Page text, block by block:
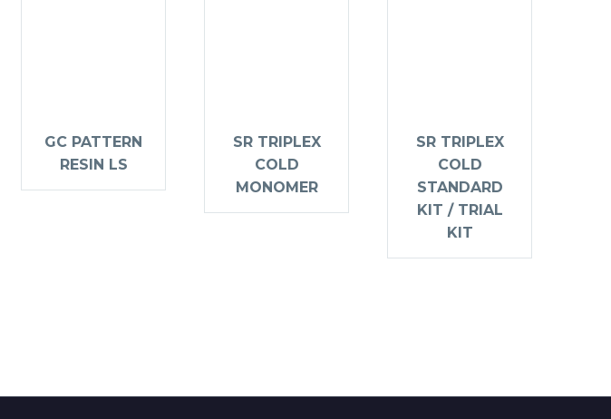
GC PATTERN
RESIN LS
SR TRIPLEX
COLD
MONOMER
SR TRIPLEX
COLD
STANDARD
KIT / TRIAL
KIT